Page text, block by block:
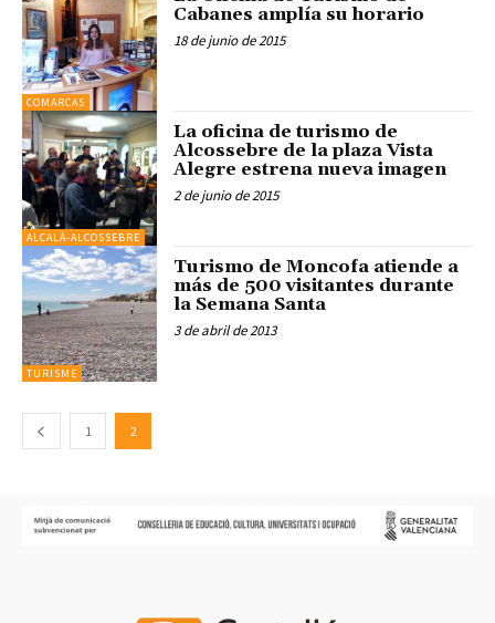
COMARCAS
Cabanes amplía su horario
18 de junio de 2015
ALCALÀ-ALCOSSEBRE
La oficina de turismo de
Alcossebre de la plaza Vista
Alegre estrena nueva imagen
2 de junio de 2015
TURISME
Turismo de Moncofa atiende a
más de 500 visitantes durante
la Semana Santa
3 de abril de 2013
1 2